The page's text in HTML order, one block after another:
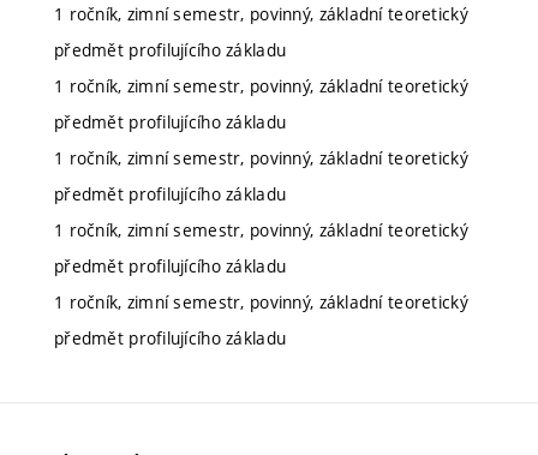
1 ročník, zimní semestr, povinný, základní teoretický
předmět profilujícího základu
1 ročník, zimní semestr, povinný, základní teoretický
předmět profilujícího základu
1 ročník, zimní semestr, povinný, základní teoretický
předmět profilujícího základu
1 ročník, zimní semestr, povinný, základní teoretický
předmět profilujícího základu
1 ročník, zimní semestr, povinný, základní teoretický
předmět profilujícího základu